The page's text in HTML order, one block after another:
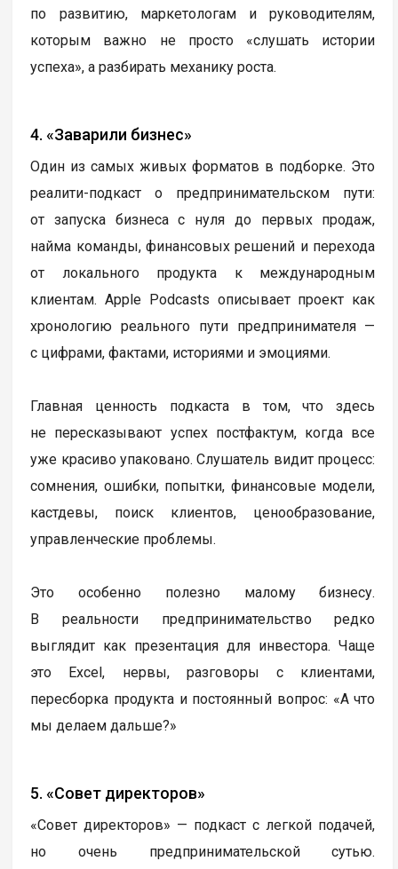
по развитию, маркетологам и руководителям,
которым важно не просто «слушать истории
успеха», а разбирать механику роста.
4. «Заварили бизнес»
Один из самых живых форматов в подборке. Это
реалити-подкаст о предпринимательском пути:
от запуска бизнеса с нуля до первых продаж,
найма команды, финансовых решений и перехода
от локального продукта к международным
клиентам. Apple Podcasts описывает проект как
хронологию реального пути предпринимателя —
с цифрами, фактами, историями и эмоциями.
Главная ценность подкаста в том, что здесь
не пересказывают успех постфактум, когда все
уже красиво упаковано. Слушатель видит процесс:
сомнения, ошибки, попытки, финансовые модели,
кастдевы, поиск клиентов, ценообразование,
управленческие проблемы.
Это особенно полезно малому бизнесу.
В реальности предпринимательство редко
выглядит как презентация для инвестора. Чаще
это Excel, нервы, разговоры с клиентами,
пересборка продукта и постоянный вопрос: «А что
мы делаем дальше?»
5. «Совет директоров»
«Совет директоров» — подкаст с легкой подачей,
но очень предпринимательской сутью.